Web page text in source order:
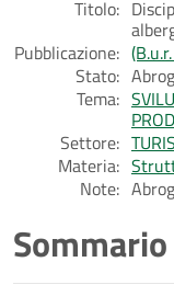
Titolo:
Pubblicazione:
Stato:
Tema:
Settore:
Materia:
Note:
Sommario